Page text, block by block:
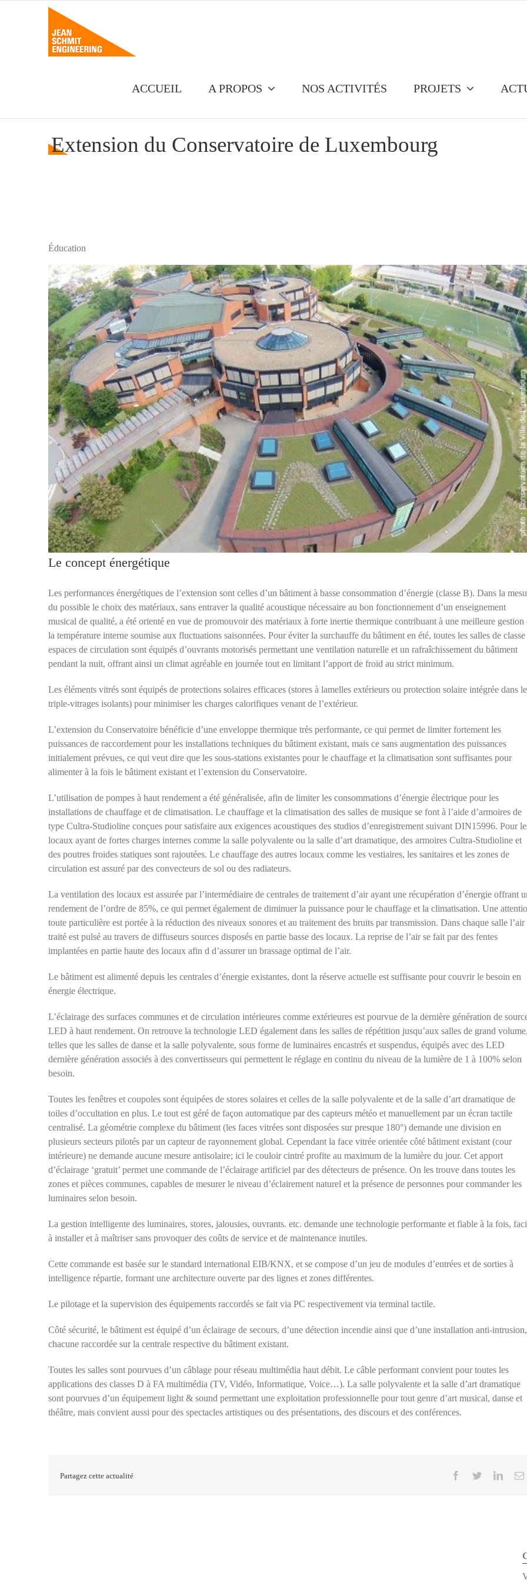
ACCUEIL A PROPOS NOS ACTIVITÉS PROJETS
Extension du Conservatoire de Luxembourg
Éducation
Voir
l'image
agrandie
Le concept énergétique
Les performances énergétiques de l’extension sont celles d’un bâtiment à basse consommation d’énergie (classe B). Dans la
du possible le choix des matériaux, sans entraver la qualité acoustique nécessaire au bon fonctionnement d’un enseignement
musical de qualité, a été orienté en vue de promouvoir des matériaux à forte inertie thermique contribuant à une meilleure gestion
la température interne soumise aux fluctuations saisonnées. Pour éviter la surchauffe du bâtiment en été, toutes les salles de classe
espaces de circulation sont équipés d’ouvrants motorisés permettant une ventilation naturelle et un rafraîchissement du bâtiment
pendant la nuit, offrant ainsi un climat agréable en journée tout en limitant l’apport de froid au strict minimum.
Les éléments vitrés sont équipés de protections solaires efficaces (stores à lamelles extérieurs ou protection solaire intégrée dans
triple-vitrages isolants) pour minimiser les charges calorifiques venant de l’extérieur.
L’extension du Conservatoire bénéficie d’une enveloppe thermique très performante, ce qui permet de limiter fortement les
puissances de raccordement pour les installations techniques du bâtiment existant, mais ce sans augmentation des puissances
initialement prévues, ce qui veut dire que les sous-stations existantes pour le chauffage et la climatisation sont suffisantes pour
alimenter à la fois le bâtiment existant et l’extension du Conservatoire.
L’utilisation de pompes à haut rendement a été généralisée, afin de limiter les consommations d’énergie électrique pour les
installations de chauffage et de climatisation. Le chauffage et la climatisation des salles de musique se font à l’aide d’armoires de
type Cultra-Studioline conçues pour satisfaire aux exigences acoustiques des studios d’enregistrement suivant DIN15996. Pour
locaux ayant de fortes charges internes comme la salle polyvalente ou la salle d’art dramatique, des armoires Cultra-Studioline et
des poutres froides statiques sont rajoutées. Le chauffage des autres locaux comme les vestiaires, les sanitaires et les zones de
circulation est assuré par des convecteurs de sol ou des radiateurs.
La ventilation des locaux est assurée par l’intermédiaire de centrales de traitement d’air ayant une récupération d’énergie offrant
rendement de l’ordre de 85%, ce qui permet également de diminuer la puissance pour le chauffage et la climatisation. Une
toute particulière est portée à la réduction des niveaux sonores et au traitement des bruits par transmission. Dans chaque salle l’air
traité est pulsé au travers de diffuseurs sources disposés en partie basse des locaux. La reprise de l’air se fait par des fentes
implantées en partie haute des locaux afin d d’assurer un brassage optimal de l’air.
Le bâtiment est alimenté depuis les centrales d’énergie existantes, dont la réserve actuelle est suffisante pour couvrir le besoin en
énergie électrique.
L’éclairage des surfaces communes et de circulation intérieures comme extérieures est pourvue de la dernière génération de
LED à haut rendement. On retrouve la technologie LED également dans les salles de répétition jusqu’aux salles de grand
telles que les salles de danse et la salle polyvalente, sous forme de luminaires encastrés et suspendus, équipés avec des LED
dernière génération associés à des convertisseurs qui permettent le réglage en continu du niveau de la lumière de 1 à 100% selon
besoin.
Toutes les fenêtres et coupoles sont équipées de stores solaires et celles de la salle polyvalente et de la salle d’art dramatique de
toiles d’occultation en plus. Le tout est géré de façon automatique par des capteurs météo et manuellement par un écran tactile
centralisé. La géométrie complexe du bâtiment (les faces vitrées sont disposées sur presque 180°) demande une division en
plusieurs secteurs pilotés par un capteur de rayonnement global. Cependant la face vitrée orientée côté bâtiment existant (cour
intérieure) ne demande aucune mesure antisolaire; ici le couloir cintré profite au maximum de la lumière du jour. Cet apport
d’éclairage ‘gratuit’ permet une commande de l’éclairage artificiel par des détecteurs de présence. On les trouve dans toutes les
zones et pièces communes, capables de mesurer le niveau d’éclairement naturel et la présence de personnes pour commander les
luminaires selon besoin.
La gestion intelligente des luminaires, stores, jalousies, ouvrants. etc. demande une technologie performante et fiable à la fois,
à installer et à maîtriser sans provoquer des coûts de service et de maintenance inutiles.
Cette commande est basée sur le standard international EIB/KNX, et se compose d’un jeu de modules d’entrées et de sorties à
intelligence répartie, formant une architecture ouverte par des lignes et zones différentes.
Le pilotage et la supervision des équipements raccordés se fait via PC respectivement via terminal tactile.
Côté sécurité, le bâtiment est équipé d’un éclairage de secours, d’une détection incendie ainsi que d’une installation anti-intrusion,
chacune raccordée sur la centrale respective du bâtiment existant.
Toutes les salles sont pourvues d’un câblage pour réseau multimédia haut débit. Le câble performant convient pour toutes les
applications des classes D à FA multimédia (TV, Vidéo, Informatique, Voice…). La salle polyvalente et la salle d’art dramatique
sont pourvues d’un équipement light & sound permettant une exploitation professionnelle pour tout genre d’art musical, danse et
théâtre, mais convient aussi pour des spectacles artistiques ou des présentations, des discours et des conférences.
Partagez cette actualité Facebook
Twitter